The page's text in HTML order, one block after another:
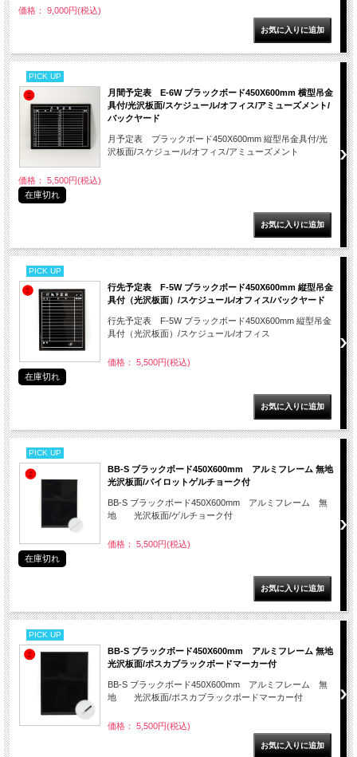
価格： 9,000円(税込)
PICK UP
月間予定表 E-6W ブラックボード450X600mm 横型吊金
具付/光沢板面/スケジュール/オフィス/アミューズメント/
バックヤード
月予定表 ブラックボード450X600mm 縦型吊金具付/光
沢板面/スケジュール/オフィス/アミューズメント
価格： 5,500円(税込)
在庫切れ
PICK UP
行先予定表 F-5W ブラックボード450X600mm 縦型吊金
具付（光沢板面）/スケジュール/オフィス/バックヤード
行先予定表 F-5W ブラックボード450X600mm 縦型吊金
具付（光沢板面）/スケジュール/オフィス
価格： 5,500円(税込)
在庫切れ
PICK UP
BB-S ブラックボード450X600mm アルミフレーム 無地
光沢板面/パイロットゲルチョーク付
BB-S ブラックボード450X600mm アルミフレーム 無
地 光沢板面/ゲルチョーク付
価格： 5,500円(税込)
在庫切れ
PICK UP
BB-S ブラックボード450X600mm アルミフレーム 無地
光沢板面/ポスカブラックボードマーカー付
BB-S ブラックボード450X600mm アルミフレーム 無
地 光沢板面/ポスカブラックボードマーカー付
価格： 5,500円(税込)